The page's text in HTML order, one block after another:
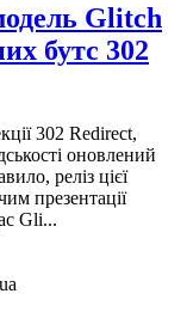
Glitch
бутс 302
302 Redirect,
оновлений
реліз цієї
презентації
Gli...